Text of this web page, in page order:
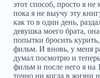
этот способ, просто я
пока я не выучу эту
как то в один день,
девушка моего брата,
попытки бросить
фильм. И вновь, у меня
думал посмотрю и
фильм и после него я на
точно ни когда в жизни